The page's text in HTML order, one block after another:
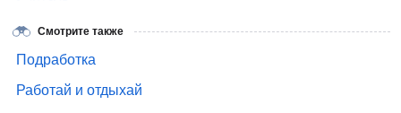
Смотрите также
Подработка
Работай и отдыхай